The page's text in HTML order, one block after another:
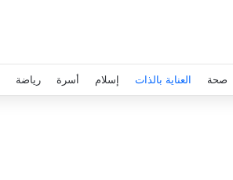
صحة العناية بالذات إسلام أسرة رياضة